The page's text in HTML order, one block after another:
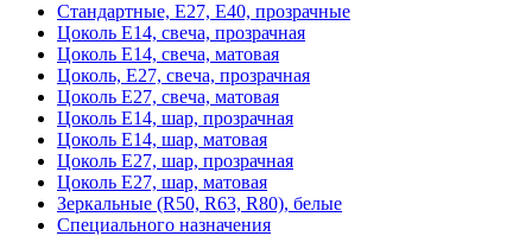
Стандартные, Е27, Е40, прозрачные
Цоколь Е14, свеча, прозрачная
Цоколь Е14, свеча, матовая
Цоколь, Е27, свеча, прозрачная
Цоколь Е27, свеча, матовая
Цоколь Е14, шар, прозрачная
Цоколь Е14, шар, матовая
Цоколь Е27, шар, прозрачная
Цоколь Е27, шар, матовая
Зеркальные (R50, R63, R80), белые
Специального назначения